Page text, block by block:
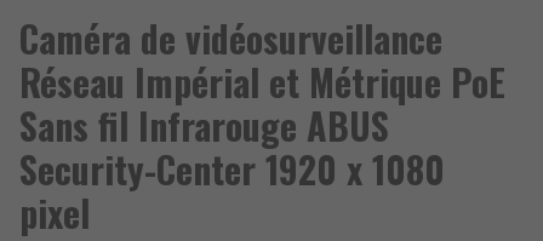
Caméra de vidéosurveillance
Réseau Impérial et Métrique PoE
Sans fil Infrarouge ABUS
Security-Center 1920 x 1080
pixel